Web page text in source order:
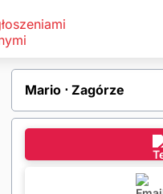
Mario ⋅ Zagórze